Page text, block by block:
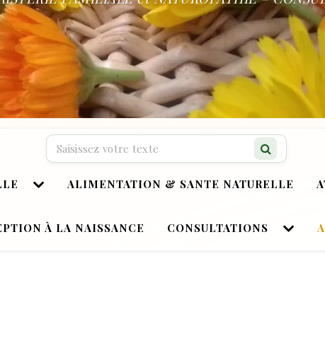
ALIMENTATION & SANTE NATURELLE
À LA NAISSANCE CONSULTATIONS
Recherche…